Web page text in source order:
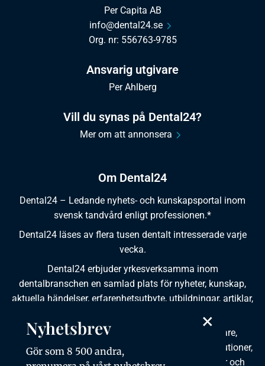
Om Dental24
Dental24 – Ledande nyhets- och kunskapsportal inom
svensk tandvård enligt professionen.*
Dental24 läses av flera tusen dentalt intresserade varje
vecka.
Dental24 erbjuder yrkesverksamma inom
dentalbranschen en samlad plats för nyheter, kunskap,
aktuella händelser, erfarenhetsutbyte, utbildningar, artiklar,
Dental24 produceras i samverkan med tandläkare,
tandhygienister, tandsköterskor, tandtekniker, institutioner,
kursgivare, föreningar, organisationer, leverantörer och
Per Capita AB
info@dental24.se
Org. nr: 556763-9785
Ansvarig utgivare
Per Ahlberg
Vill du synas på Dental24?
Mer om att annonsera
×
Nyhetsbrev
Gör som 8 500 andra,